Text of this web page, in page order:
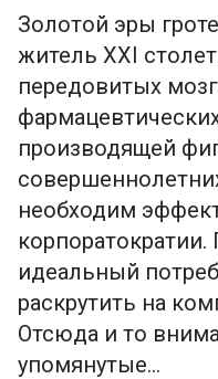
Золотой эры
житель XXI
передовитых
производящей
необходим
корпоратократии.
идеальный
раскрутить на
Отсюда и то
упомянутые...